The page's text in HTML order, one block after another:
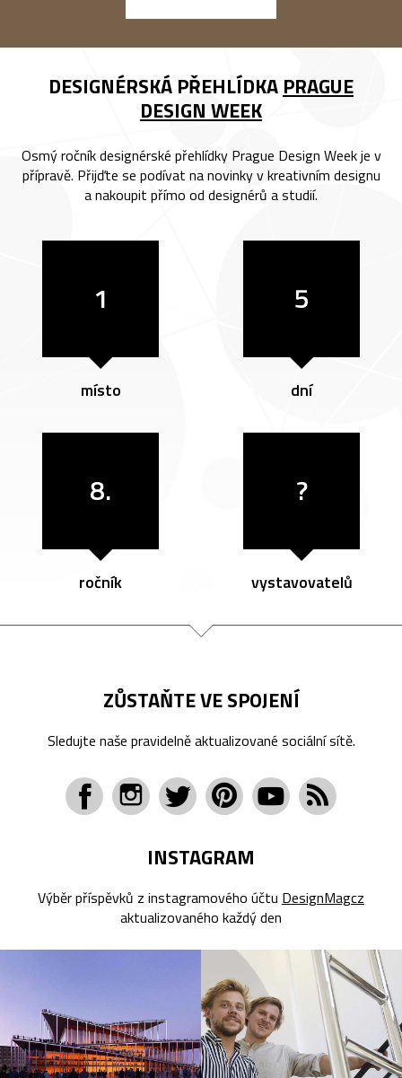
DESIGNÉRSKÁ PŘEHLÍDKA PRAGUE
DESIGN WEEK
Osmý ročník designérské přehlídky Prague Design Week je v
přípravě. Přijďte se podívat na novinky v kreativním designu
a nakoupit přímo od designérů a studií.
1
místo
5
dní
8.
ročník
?
vystavovatelů
ZŮSTAŇTE VE SPOJENÍ
Sledujte naše pravidelně aktualizované sociální sítě.
INSTAGRAM
Výběr příspěvků z instagramového účtu DesignMagcz
aktualizovaného každý den